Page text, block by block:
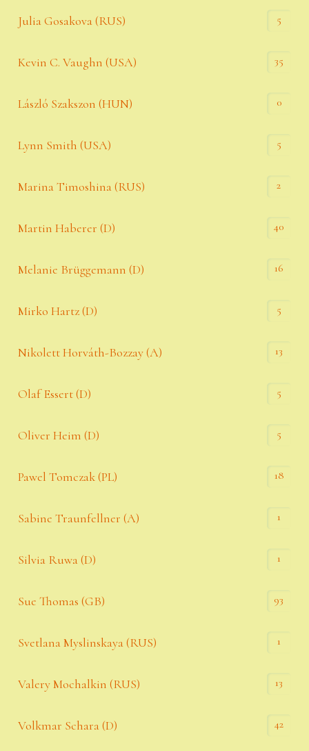
Julia Gosakova (RUS) 5
Kevin C. Vaughn (USA) 35
László Szakszon (HUN) 0
Lynn Smith (USA) 5
Marina Timoshina (RUS) 2
Martin Haberer (D) 40
Melanie Brüggemann (D) 16
Mirko Hartz (D) 5
Nikolett Horváth-Bozzay (A) 13
Olaf Essert (D) 5
Oliver Heim (D) 5
Pawel Tomczak (PL) 18
Sabine Traunfellner (A) 1
Silvia Ruwa (D) 1
Sue Thomas (GB) 93
Svetlana Myslinskaya (RUS) 1
Valery Mochalkin (RUS) 13
Volkmar Schara (D) 42